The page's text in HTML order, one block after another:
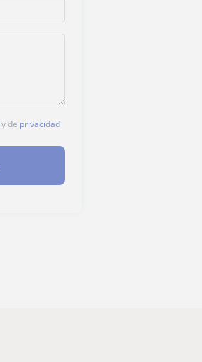
y de privacidad